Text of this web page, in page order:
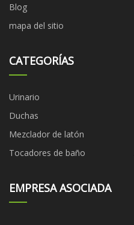
Blog
mapa del sitio
CATEGORÍAS
Urinario
Duchas
Mezclador de latón
Tocadores de baño
EMPRESA ASOCIADA